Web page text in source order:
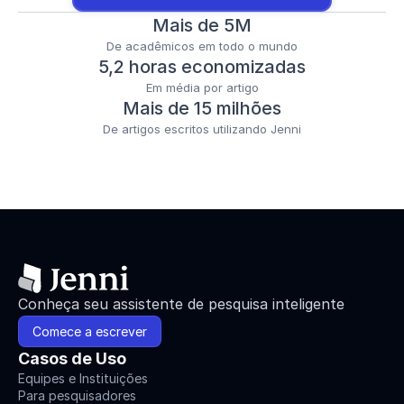
Mais de 5M
De acadêmicos em todo o mundo
5,2 horas economizadas
Em média por artigo
Mais de 15 milhões
De artigos escritos utilizando Jenni
Conheça seu assistente de pesquisa inteligente
Comece a escrever
Casos de Uso
Equipes e Instituições
Para pesquisadores